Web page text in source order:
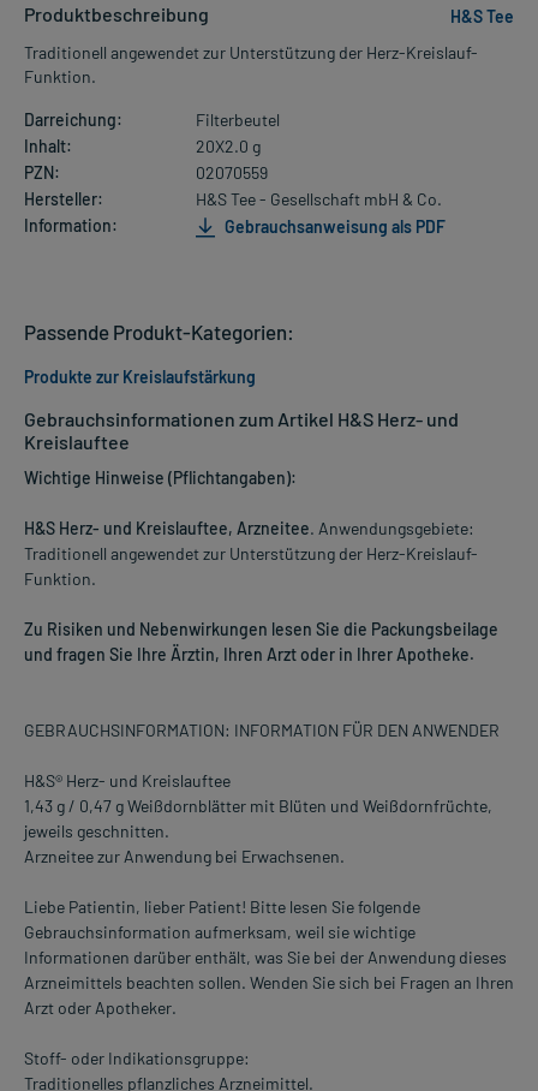
Produktbeschreibung
H&S Tee
Traditionell angewendet zur Unterstützung der Herz-Kreislauf-
Funktion.
Darreichung:
Filterbeutel
Inhalt:
20X2.0 g
PZN:
02070559
Hersteller:
H&S Tee - Gesellschaft mbH & Co.
Information:
Gebrauchsanweisung als PDF
Gebrauchsinformationen zum Artikel H&S Herz- und
Kreislauftee
Wichtige Hinweise (Pflichtangaben):
H&S Herz- und Kreislauftee, Arzneitee. Anwendungsgebiete:
Traditionell angewendet zur Unterstützung der Herz-Kreislauf-
Funktion.
Zu Risiken und Nebenwirkungen lesen Sie die Packungsbeilage
und fragen Sie Ihre Ärztin, Ihren Arzt oder in Ihrer Apotheke.
GEBRAUCHSINFORMATION: INFORMATION FÜR DEN ANWENDER
H&S® Herz- und Kreislauftee
1,43 g / 0,47 g Weißdornblätter mit Blüten und Weißdornfrüchte,
jeweils geschnitten.
Arzneitee zur Anwendung bei Erwachsenen.
Liebe Patientin, lieber Patient! Bitte lesen Sie folgende
Gebrauchsinformation aufmerksam, weil sie wichtige
Informationen darüber enthält, was Sie bei der Anwendung dieses
Arzneimittels beachten sollen. Wenden Sie sich bei Fragen an Ihren
Arzt oder Apotheker.
Stoff- oder Indikationsgruppe:
Traditionelles pflanzliches Arzneimittel.
Passende Produkt-Kategorien:
Produkte zur Kreislaufstärkung